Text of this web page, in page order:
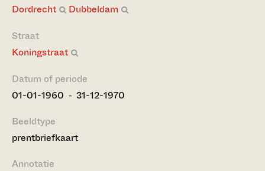
Dordrecht
Dubbeldam
Straat
Koningstraat
Datum of periode
01-01-1960 ‐ 31-12-1970
Beeldtype
prentbriefkaart
Annotatie